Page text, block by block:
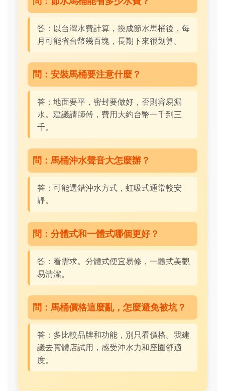
答：以台灣水費計算，換成節水馬桶後，每
月可能省台幣幾百塊，長期下來很划算。
問：安裝馬桶要注意什麼？
答：地面要平，密封要做好，否則容易漏
水。建議請師傅，費用大約台幣一千到三
千。
問：馬桶沖水聲音大怎麼辦？
答：可能選錯沖水方式，虹吸式通常較安
靜。
問：分體式和一體式哪個更好？
答：看需求。分體式便宜易修，一體式美觀
易清潔。
問：馬桶價格這麼亂，怎麼避免被坑？
答：多比較品牌和功能，別只看價格。我建
議去實體店試用，感受沖水力和座圈舒適
度。